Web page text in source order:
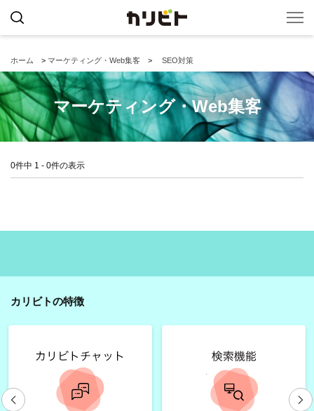
ホーム > マーケティング・Web集客 > SEO対策
マーケティング・Web集客
0件中 1 - 0件の表示
カリビトの特徴